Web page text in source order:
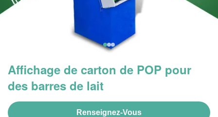
Affichage de carton de POP pour
des barres de lait
Renseignez-Vous